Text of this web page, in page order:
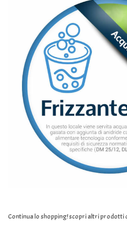
Continua lo shopping!scopri altri prodotti